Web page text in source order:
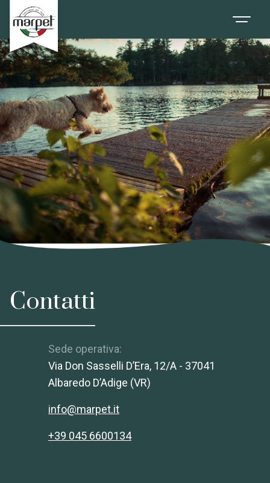
Contatti
Sede operativa:
Via Don Sasselli D’Era, 12/A - 37041
Albaredo D’Adige (VR)
info@marpet.it
+39 045 6600134